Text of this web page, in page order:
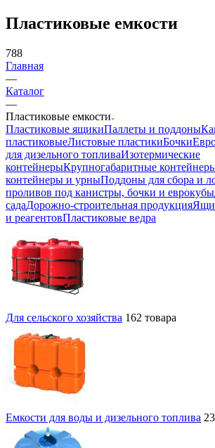
Пластиковые емкости
788
Главная
—
Каталог
—
Пластиковые емкости
Пластиковые ящикиПаллеты и поддоны
пластиковыеЛистовые пластикиБочки
для дизельного топливаИзотермические
контейнерыКрупногабаритные
контейнеры и урныПоддоны для сбора и
проливов под канистры, бочки и еврокубы
садаДорожно-строительная продукция
и реагентовПластиковые ведра
Для сельского хозяйства 162 товара
Емкости для воды и дизельного топлива